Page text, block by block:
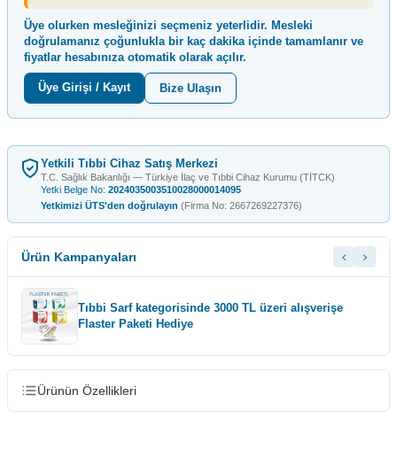
Üye olurken mesleğinizi seçmeniz yeterlidir. Mesleki
doğrulamanız çoğunlukla bir kaç dakika içinde tamamlanır ve
fiyatlar hesabınıza otomatik olarak açılır.
Üye Girişi / Kayıt Bize Ulaşın
Yetkili Tıbbi Cihaz Satış Merkezi
T.C. Sağlık Bakanlığı — Türkiye İlaç ve Tıbbi Cihaz Kurumu (TİTCK)
Yetki Belge No: 2024035003510028000014095
Yetkimizi ÜTS'den doğrulayın (Firma No: 2667269227376)
Ürün Kampanyaları
Tıbbi Sarf kategorisinde 3000 TL üzeri alışverişe
Flaster Paketi Hediye
Ürünün Özellikleri